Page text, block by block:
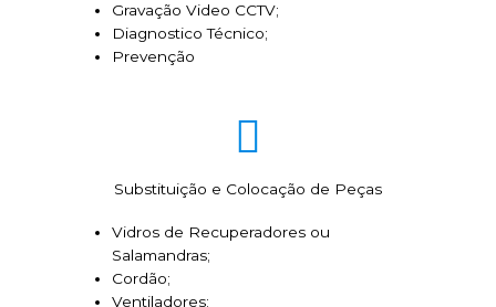
Gravação Video CCTV;
Diagnostico Técnico;
Prevenção
Substituição e Colocação de Peças
Vidros de Recuperadores ou
Salamandras;
Cordão;
Ventiladores;